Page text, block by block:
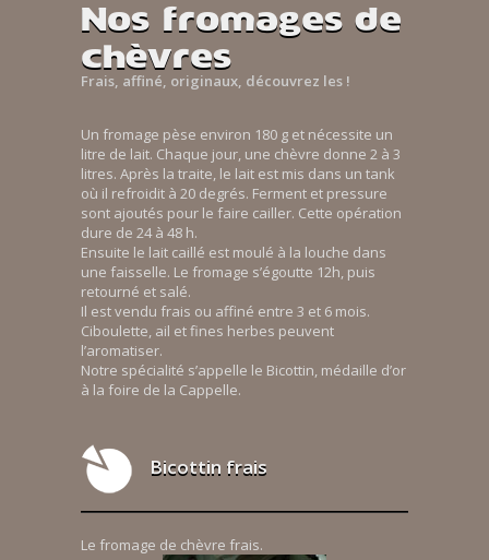
Nos fromages de
chèvres
Frais, affiné, originaux, découvrez les !
Un fromage pèse environ 180 g et nécessite un
litre de lait. Chaque jour, une chèvre donne 2 à 3
litres. Après la traite, le lait est mis dans un tank
où il refroidit à 20 degrés. Ferment et pressure
sont ajoutés pour le faire cailler. Cette opération
dure de 24 à 48 h.
Ensuite le lait caillé est moulé à la louche dans
une faisselle. Le fromage s’égoutte 12h, puis
retourné et salé.
Il est vendu frais ou affiné entre 3 et 6 mois.
Ciboulette, ail et fines herbes peuvent
l’aromatiser.
Notre spécialité s’appelle le Bicottin, médaille d’or
à la foire de la Cappelle.
Bicottin frais
Le fromage de chèvre frais.